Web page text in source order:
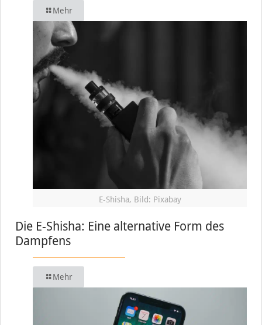
Mehr
E-Shisha, Bild: Pixabay
Die E-Shisha: Eine alternative Form des
Dampfens
Mehr